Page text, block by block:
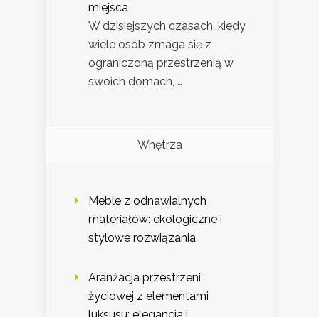
miejsca
W dzisiejszych czasach, kiedy
wiele osób zmaga się z
ograniczoną przestrzenią w
swoich domach, …
Wnętrza
Meble z odnawialnych
materiałów: ekologiczne i
stylowe rozwiązania
Aranżacja przestrzeni
życiowej z elementami